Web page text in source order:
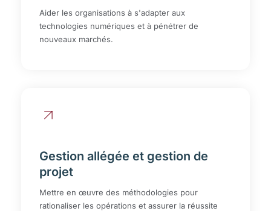
Aider les organisations à s'adapter aux
technologies numériques et à pénétrer de
nouveaux marchés.
Gestion allégée et gestion de
projet
Mettre en œuvre des méthodologies pour
rationaliser les opérations et assurer la réussite